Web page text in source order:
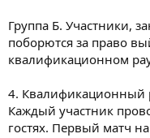
Группа Б. Участники,
поборются за право
квалификационном
4. Квалификационный
Каждый участник
гостях. Первый матч